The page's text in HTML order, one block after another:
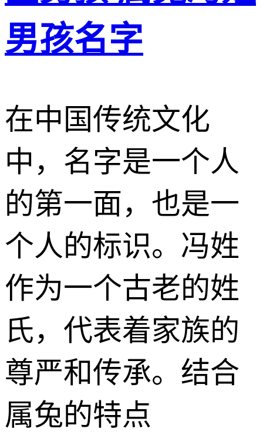
男孩名字
在中国传统文化
中，名字是一个人
的第一面，也是一
个人的标识。冯姓
作为一个古老的姓
氏，代表着家族的
尊严和传承。结合
属兔的特点